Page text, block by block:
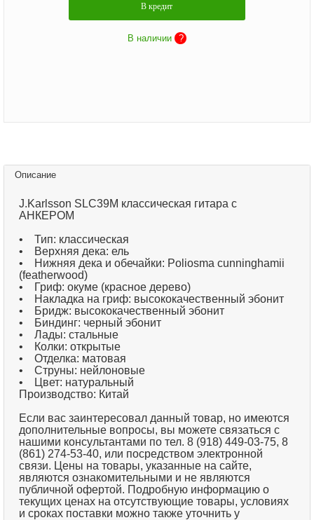
В кредит
В наличии ?
Описание
J.Karlsson SLC39M классическая гитара с
АНКЕРОМ
• Тип: классическая
• Верхняя дека: ель
• Нижняя дека и обечайки: Poliosma cunninghamii
(featherwood)
• Гриф: окуме (красное дерево)
• Накладка на гриф: высококачественный эбонит
• Бридж: высококачественный эбонит
• Биндинг: черный эбонит
• Лады: стальные
• Колки: открытые
• Отделка: матовая
• Струны: нейлоновые
• Цвет: натуральный
Производство: Китай
Если вас заинтересовал данный товар, но имеются
дополнительные вопросы, вы можете связаться с
нашими консультантами по тел. 8 (918) 449-03-75, 8
(861) 274-53-40, или посредством электронной
связи. Цены на товары, указанные на сайте,
являются ознакомительными и не являются
публичной офертой. Подробную информацию о
текущих ценах на отсутствующие товары, условиях
и сроках поставки можно также уточнить у